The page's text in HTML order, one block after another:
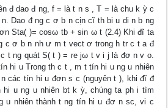
đ dao đ ng, f = là t n s , T = là chu k ỳ c
Dao đ ng c ơ b n cịn cĩ th bi u di n b ng
Sta( )= cosω tb + sin ω t (2.4) Khi đĩ ta
c ơ b n nh ư m t vect ơ trong h tr c t a đ
t ng quát S( t ) = re jω t v i j là đơ n v o.
hi u Trong th c t , m t tín hi u ng u nhiên
các tín hi u đơn s c (nguyên t ), khi đĩ đ
u ng u nhiên bt k ỳ, chúng ta ph i tìm
u nhiên thành t ng tín hi u đơ n sc, vi c